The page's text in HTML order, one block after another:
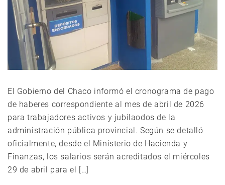
El Gobierno del Chaco informó el cronograma de pago
de haberes correspondiente al mes de abril de 2026
para trabajadores activos y jubilaodos de la
administración pública provincial. Según se detalló
oficialmente, desde el Ministerio de Hacienda y
Finanzas, los salarios serán acreditados el miércoles
29 de abril para el […]